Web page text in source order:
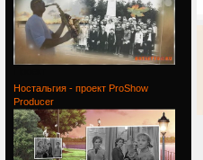
Ностальгия - проект ProShow
Producer